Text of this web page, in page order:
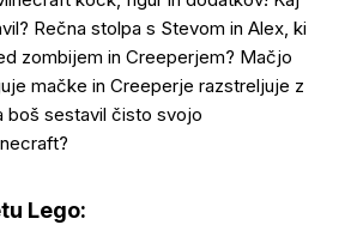
Rečna stolpa s Stevom in Alex, ki
zombijem in Creeperjem? Mačjo
mačke in Creeperje razstreljuje z
boš sestavil čisto svojo
Lego: